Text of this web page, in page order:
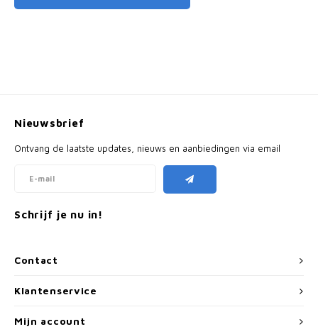
Contact
Nieuwsbrief
Ontvang de laatste updates, nieuws en aanbiedingen via email
Schrijf je nu in!
Klantenservice
Mijn account